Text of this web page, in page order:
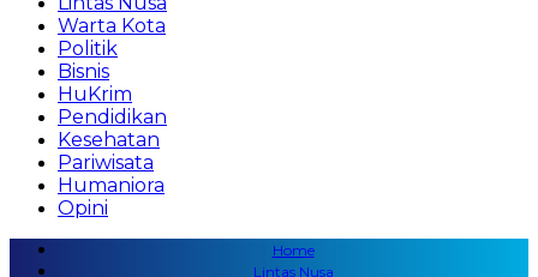
Warta Kota
Politik
Bisnis
HuKrim
Pendidikan
Kesehatan
Pariwisata
Humaniora
Opini
Home
Lintas Nusa